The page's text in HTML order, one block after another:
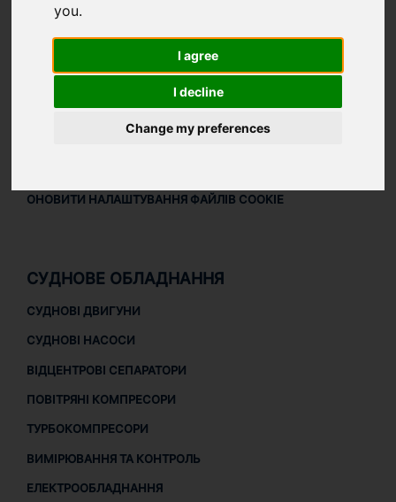
you.
I agree
I decline
Change my preferences
ПРО НАС
ПРАВОВА ІНФОРМАЦІЯ
ПРАВОВА ІНФОРМАЦІЯ
ПОЛІТИКА КОНФІДЕНЦІЙНОСТІ
ОНОВИТИ НАЛАШТУВАННЯ ФАЙЛІВ COOKIE
СУДНОВЕ ОБЛАДНАННЯ
СУДНОВІ ДВИГУНИ
СУДНОВІ НАСОСИ
ВІДЦЕНТРОВІ СЕПАРАТОРИ
ПОВІТРЯНІ КОМПРЕСОРИ
ТУРБОКОМПРЕСОРИ
ВИМІРЮВАННЯ ТА КОНТРОЛЬ
ЕЛЕКТРООБЛАДНАННЯ